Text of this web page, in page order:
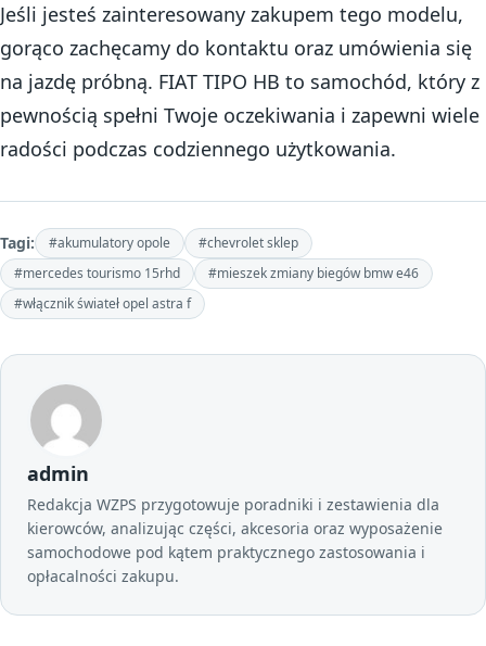
Jeśli jesteś zainteresowany zakupem tego modelu,
gorąco zachęcamy do kontaktu oraz umówienia się
na jazdę próbną. FIAT TIPO HB to samochód, który z
pewnością spełni Twoje oczekiwania i zapewni wiele
radości podczas codziennego użytkowania.
Tagi: #akumulatory opole
#chevrolet sklep
#mercedes tourismo 15rhd
#mieszek zmiany biegów bmw e46
#włącznik świateł opel astra f
admin
Redakcja WZPS przygotowuje poradniki i zestawienia dla
kierowców, analizując części, akcesoria oraz wyposażenie
samochodowe pod kątem praktycznego zastosowania i
opłacalności zakupu.